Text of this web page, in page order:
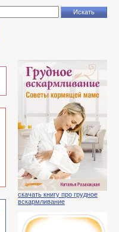
скачать книгу про грудное
вскармливание